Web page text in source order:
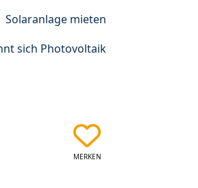
Solaranlage mieten
sich Photovoltaik
MERKEN